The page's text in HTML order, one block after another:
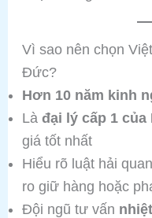
Vì sao nên chọn
Đức?
Hơn 10 năm kinh
Là đại lý cấp 1 của
giá tốt nhất
Hiểu rõ luật hải
ro giữ hàng hoặc
Đội ngũ tư vấn